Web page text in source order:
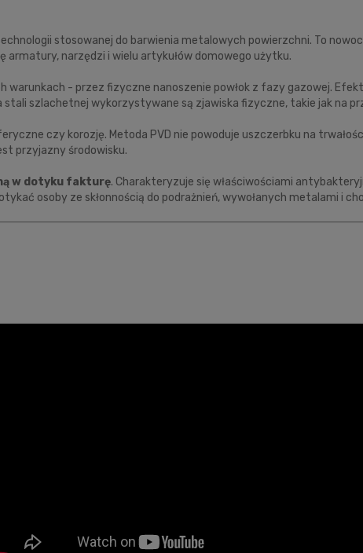
stosowanej do barwienia metalowych powierzchni. To
armatury, narzędzi i wielu artykułów domowego użytku.
warunkach - przez fizyczne nanoszenie powłok z fazy gazowej.
szlachetnej wykorzystywane są zjawiska fizyczne, takie jak na
czy korozję. Metoda PVD nie powoduje uszczerbku na
przyjazny środowisku.
w dotyku fakturę. Charakteryzuje się właściwościami
osoby ze skłonnością do podrażnień, wywołanych metalami i